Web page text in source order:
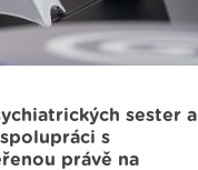
sester a
s
právě na